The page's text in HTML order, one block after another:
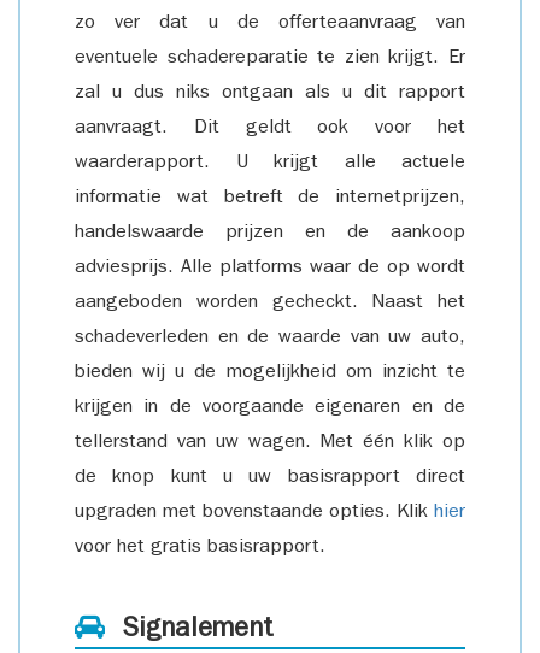
zo ver dat u de offerteaanvraag van
eventuele schadereparatie te zien krijgt. Er
zal u dus niks ontgaan als u dit rapport
aanvraagt. Dit geldt ook voor het
waarderapport. U krijgt alle actuele
informatie wat betreft de internetprijzen,
handelswaarde prijzen en de aankoop
adviesprijs. Alle platforms waar de op wordt
aangeboden worden gecheckt. Naast het
schadeverleden en de waarde van uw auto,
bieden wij u de mogelijkheid om inzicht te
krijgen in de voorgaande eigenaren en de
tellerstand van uw wagen. Met één klik op
de knop kunt u uw basisrapport direct
upgraden met bovenstaande opties. Klik hier
voor het gratis basisrapport.
Signalement